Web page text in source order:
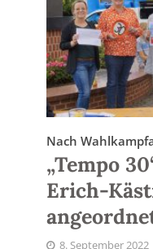
Nach
„Tempo
Erich-
8. September 2022